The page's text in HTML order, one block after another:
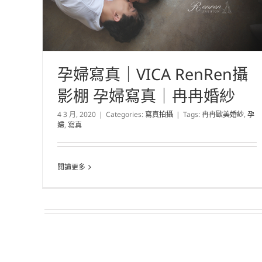
孕婦寫真｜VICA RenRen攝
影棚 孕婦寫真｜冉冉婚紗
4 3 月, 2020 | Categories:寫真拍攝 | Tags:冉冉歐美婚紗, 孕
婦, 寫真
閱讀更多